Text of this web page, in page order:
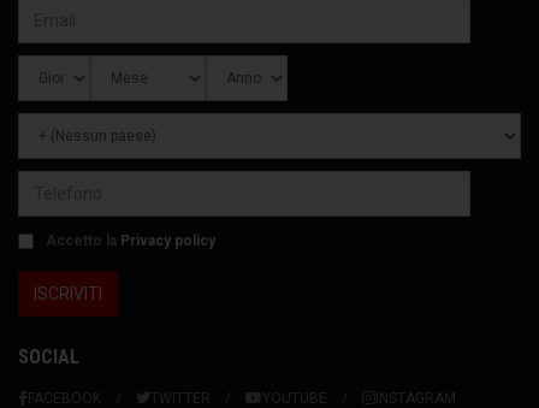
Accetto la Privacy policy
SOCIAL
FACEBOOK TWITTER YOUTUBE INSTAGRAM